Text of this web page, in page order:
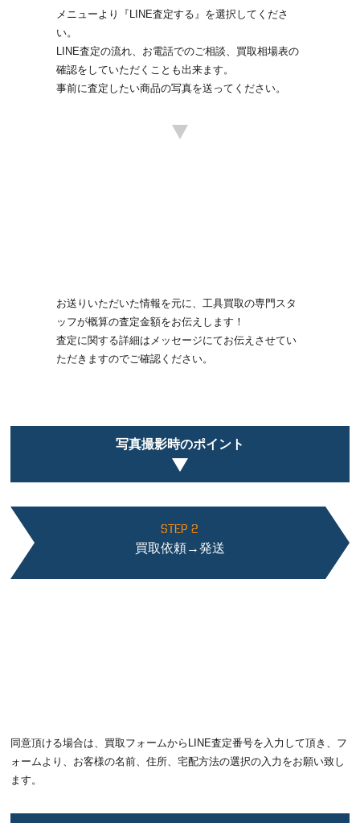
メニューより『LINE査定する』を選択してくださ
い。
LINE査定の流れ、お電話でのご相談、買取相場表の
確認をしていただくことも出来ます。
事前に査定したい商品の写真を送ってください。
お送りいただいた情報を元に、工具買取の専門スタ
ッフが概算の査定金額をお伝えします！
査定に関する詳細はメッセージにてお伝えさせてい
ただきますのでご確認ください。
写真撮影時のポイント
STEP 2
買取依頼→発送
同意頂ける場合は、買取フォームからLINE査定番号を入力して頂き、フ
ォームより、お客様の名前、住所、宅配方法の選択の入力をお願い致し
ます。